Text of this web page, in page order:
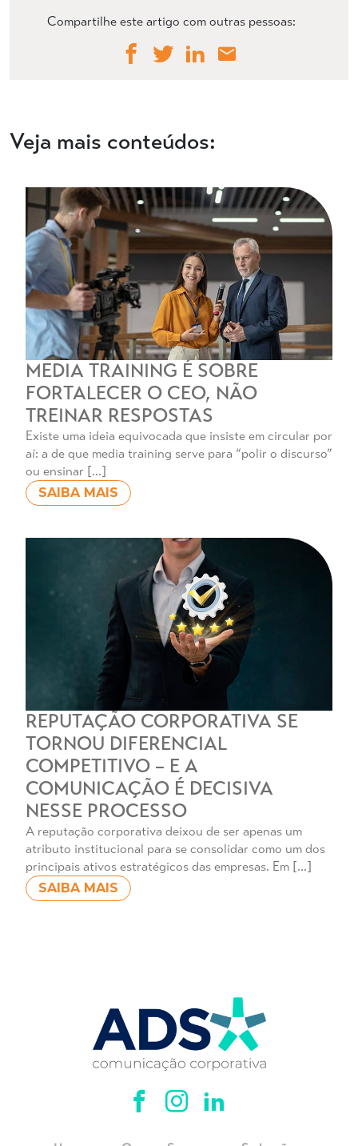
Compartilhe este artigo com outras pessoas:
Veja mais conteúdos:
MEDIA TRAINING É SOBRE
FORTALECER O CEO, NÃO
TREINAR RESPOSTAS
Existe uma ideia equivocada que insiste em circular por
aí: a de que media training serve para “polir o discurso”
ou ensinar […]
SAIBA MAIS
REPUTAÇÃO CORPORATIVA SE
TORNOU DIFERENCIAL
COMPETITIVO – E A
COMUNICAÇÃO É DECISIVA
NESSE PROCESSO
A reputação corporativa deixou de ser apenas um
atributo institucional para se consolidar como um dos
principais ativos estratégicos das empresas. Em […]
SAIBA MAIS